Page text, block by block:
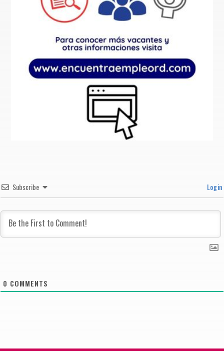
Subscribe Login
0 COMMENTS